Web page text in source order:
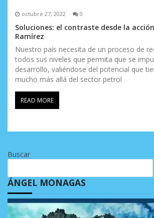
octubre 27, 2022 0
Soluciones: el contraste desde la
Ramírez
Nuestro país necesita de un proceso de
todos sus niveles que permita que se
desarrollo, valiéndose del potencial que
mucho más allá del sector petrol
READ MORE
Buscar
ÁNGEL MONAGAS